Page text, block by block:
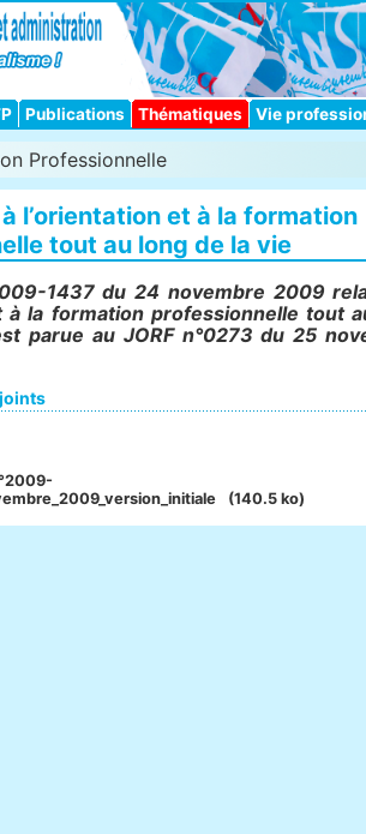
Publications Thématiques Vie
Professionnelle
l’orientation et à la formation
tout au long de la vie
1437 du 24 novembre 2009
à la formation professionnelle tout
parue au JORF n°0273 du 25
(140.5 ko)